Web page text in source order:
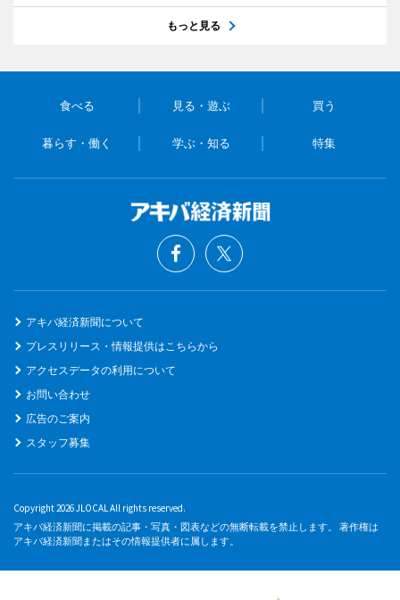
もっと見る
食べる 見る・遊ぶ 買う
暮らす・働く 学ぶ・知る 特集
アキバ経済新聞について
プレスリリース・情報提供はこちらから
アクセスデータの利用について
お問い合わせ
広告のご案内
スタッフ募集
Copyright 2026 JLOCAL All rights reserved.
アキバ経済新聞に掲載の記事・写真・図表などの無断転載を禁止します。 著作権は
アキバ経済新聞またはその情報提供者に属します。